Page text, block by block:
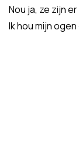
Nou ja, ze zijn
Ik hou mijn